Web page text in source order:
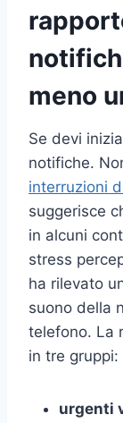
meno
Se devi
notifiche.
interruzioni
suggerisce
in alcuni
stress
ha rilevato
suono della
telefono. La
in tre gruppi:
urgenti